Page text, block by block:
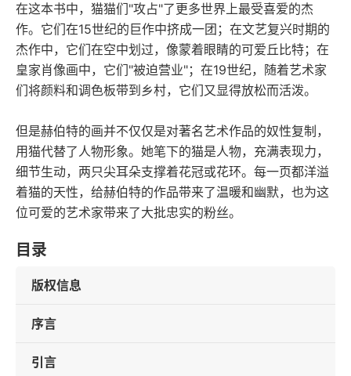
在这本书中，猫猫们"攻占"了更多世界上最受喜爱的杰
作。它们在15世纪的巨作中挤成一团；在文艺复兴时期的
杰作中，它们在空中划过，像蒙着眼睛的可爱丘比特；在
皇家肖像画中，它们"被迫营业"；在19世纪，随着艺术家
们将颜料和调色板带到乡村，它们又显得放松而活泼。
但是赫伯特的画并不仅仅是对著名艺术作品的奴性复制，
用猫代替了人物形象。她笔下的猫是人物，充满表现力，
细节生动，两只尖耳朵支撑着花冠或花环。每一页都洋溢
着猫的天性，给赫伯特的作品带来了温暖和幽默，也为这
位可爱的艺术家带来了大批忠实的粉丝。
目录
版权信息
序言
引言